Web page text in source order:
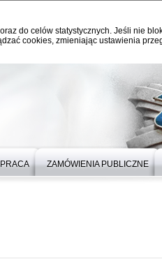
do celów statystycznych. Jeśli nie
cookies, zmieniając ustawienia
PRACA ZAMÓWIENIA PUBLICZNE